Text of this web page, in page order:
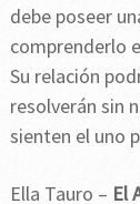
debe poseer
comprenderlo
Su relación
resolverán sin
sienten el uno
Ella Tauro – El